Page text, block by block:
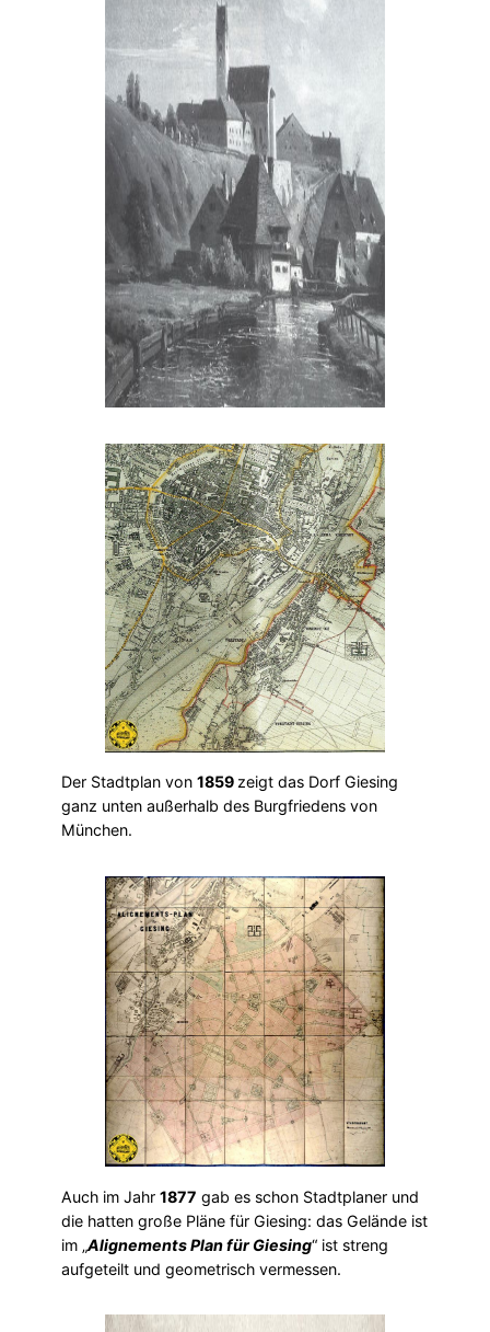
Der Stadtplan von 1859 zeigt das Dorf Giesing
ganz unten außerhalb des Burgfriedens von
München.
Auch im Jahr 1877 gab es schon Stadtplaner und
die hatten große Pläne für Giesing: das Gelände ist
im „Alignements Plan für Giesing“ ist streng
aufgeteilt und geometrisch vermessen.